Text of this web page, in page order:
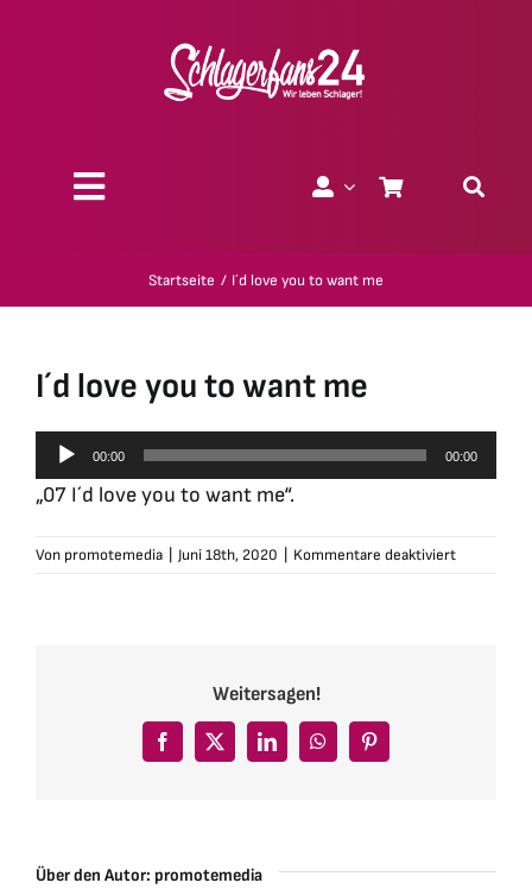
Toggle
Kollektionen
Startseite I´d love you to want me
I´d love you to want me
Audio-
Player
00:00 00:00
„07 I´d love you to want me“.
Von promotemedia Juni 18th, 2020 Kommentare deaktiviertfür
Weitersagen!
Facebook
X LinkedInWhatsAppPinterest
Über den Autor: promotemedia